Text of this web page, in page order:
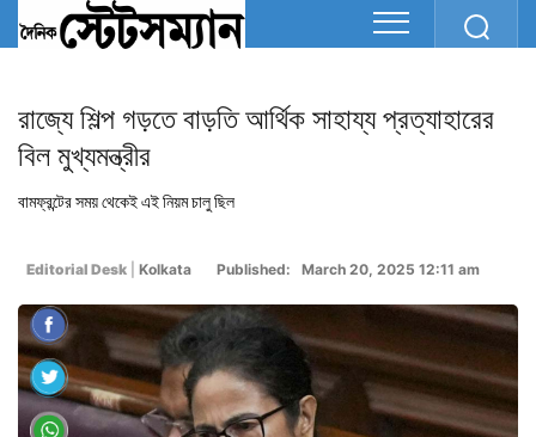
রাজ্যে শিল্প গড়তে বাড়তি আর্থিক সাহায্য প্রত্যাহারের
বিল মুখ্যমন্ত্রীর
বামফ্রন্টের সময় থেকেই এই নিয়ম চালু ছিল
Editorial Desk Kolkata Published: March 20, 2025 12:11 am